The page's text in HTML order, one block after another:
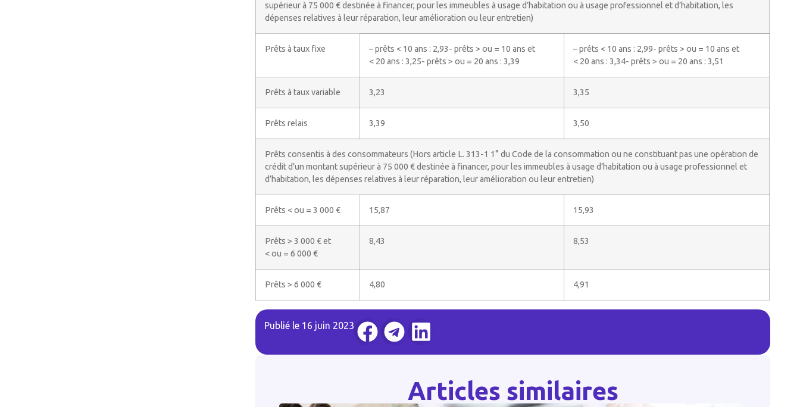
supérieur à 75 000 € destinée à financer, pour les immeubles à usage d’habitation ou à usage professionnel et d’habitation, les
dépenses relatives à leur réparation, leur amélioration ou leur entretien)
Prêts à taux fixe
– prêts < 10 ans : 2,93- prêts > ou = 10 ans et
< 20 ans : 3,25- prêts > ou = 20 ans : 3,39
– prêts < 10 ans : 2,99- prêts > ou = 10 ans et
< 20 ans : 3,34- prêts > ou = 20 ans : 3,51
Prêts à taux variable 3,23 3,35
Prêts relais 3,39 3,50
Prêts consentis à des consommateurs (Hors article L. 313-1 1° du Code de la consommation ou ne constituant pas une opération de
crédit d’un montant supérieur à 75 000 € destinée à financer, pour les immeubles à usage d’habitation ou à usage professionnel et
d’habitation, les dépenses relatives à leur réparation, leur amélioration ou leur entretien)
Prêts < ou = 3 000 € 15,87 15,93
Prêts > 3 000 € et
< ou = 6 000 €
8,43 8,53
Prêts > 6 000 € 4,80 4,91
Publié le 16 juin 2023
Articles similaires